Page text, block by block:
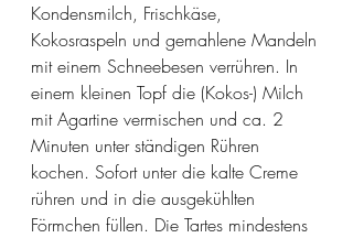
Kondensmilch, Frischkäse,
Kokosraspeln und gemahlene Mandeln
mit einem Schneebesen verrühren. In
einem kleinen Topf die (Kokos-) Milch
mit Agartine vermischen und ca. 2
Minuten unter ständigen Rühren
kochen. Sofort unter die kalte Creme
rühren und in die ausgekühlten
Förmchen füllen. Die Tartes mindestens